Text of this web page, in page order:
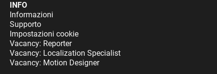
INFO
Informazioni
Supporto
Impostazioni cookie
Vacancy: Reporter
Vacancy: Localization Specialist
Vacancy: Motion Designer